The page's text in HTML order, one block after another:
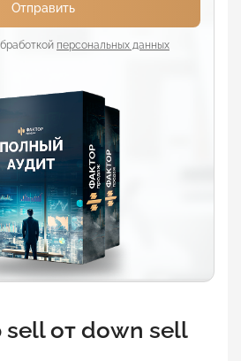
Отправить
персональных данных
sell от down sell